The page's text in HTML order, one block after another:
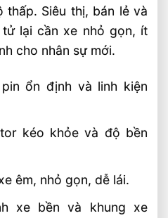
Siêu thị, bán lẻ và
lại cần xe nhỏ gọn, ít
cho nhân sự mới.
ổn định và linh kiện
kéo khỏe và độ bền
êm, nhỏ gọn, dễ lái.
xe bền và khung xe